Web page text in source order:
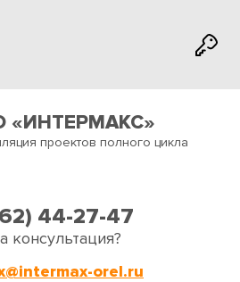
«ИНТЕРМАКС»
проектов полного цикла
44-27-47
консультация?
orel.ru